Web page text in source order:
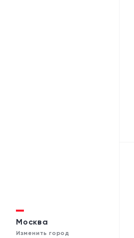
Москва
Изменить город